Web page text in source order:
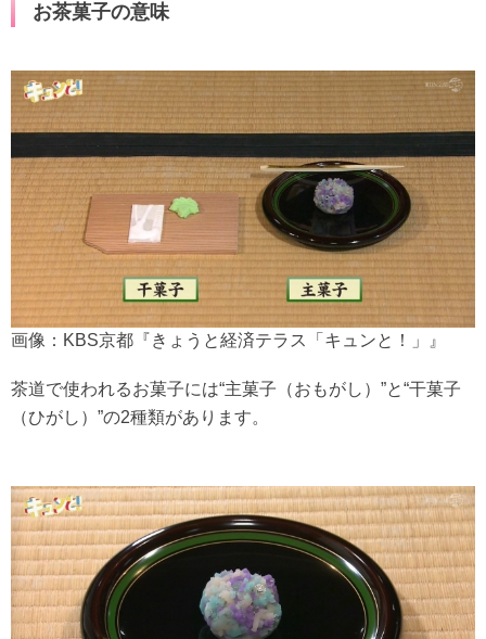
お茶菓子の意味
画像：KBS京都『きょうと経済テラス「キュンと！」』
茶道で使われるお菓子には“主菓子（おもがし）”と“干菓子
（ひがし）”の2種類があります。